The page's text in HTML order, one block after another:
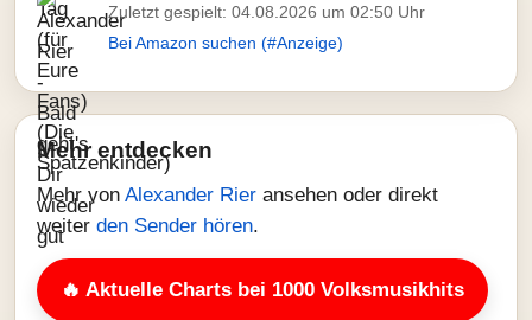
Zuletzt gespielt: 04.08.2026 um 02:50 Uhr
Bei Amazon suchen (#Anzeige)
Mehr entdecken
Mehr von Alexander Rier ansehen oder direkt
weiter den Sender hören.
🔥 Aktuelle Charts bei 1000 Volksmusikhits